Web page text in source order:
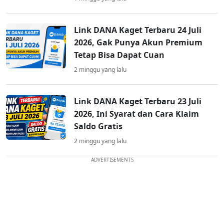
Link DANA Kaget Terbaru 24 Juli
2026, Gak Punya Akun Premium
Tetap Bisa Dapat Cuan
2 minggu yang lalu
Link DANA Kaget Terbaru 23 Juli
2026, Ini Syarat dan Cara Klaim
Saldo Gratis
2 minggu yang lalu
ADVERTISEMENTS